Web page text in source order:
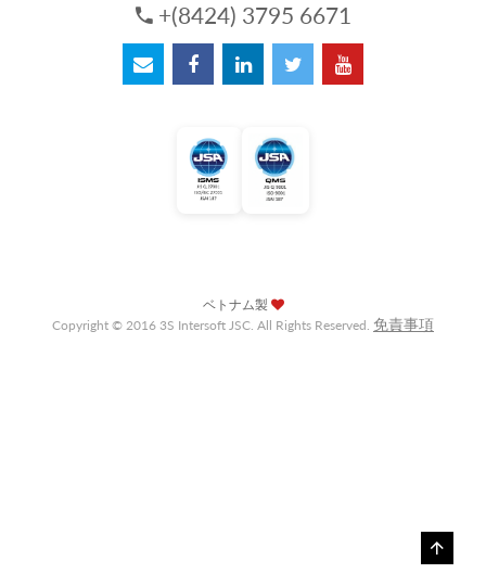
+(8424) 3795 6671
ベトナム製
Copyright © 2016 3S Intersoft JSC. All Rights Reserved. 免責事項